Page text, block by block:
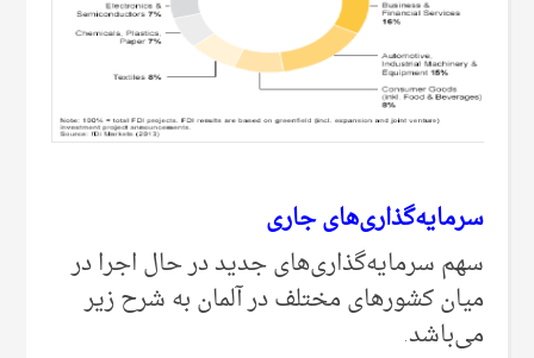
سرمایه‌گذاری‌های جاری
سهم سرمایه‌گذاری‌های جدید در حال اجرا در
میان کشور‌های مختلف در آلمان به شرح زیر
می‌‌باشد.